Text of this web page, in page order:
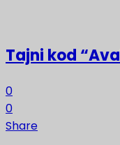
Tajni kod
0
0
Share